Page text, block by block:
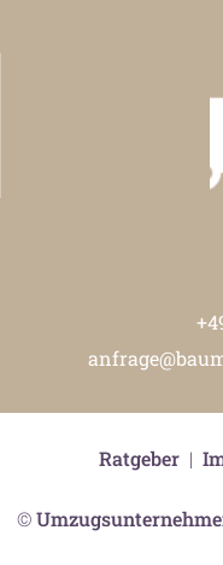
©
Ratgeber|